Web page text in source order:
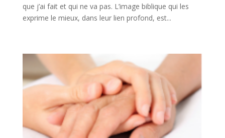
que j’ai fait et qui ne va pas. L’image biblique qui les
exprime le mieux, dans leur lien profond, est...